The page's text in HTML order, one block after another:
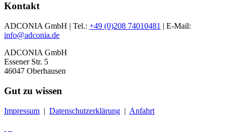
Kontakt
ADCONIA GmbH | Tel.: +49 (0)208 74010481 | E-Mail:
info@adconia.de
ADCONIA GmbH
Essener Str. 5
46047 Oberhausen
Gut zu wissen
Impressum | Datenschutzerklärung | Anfahrt